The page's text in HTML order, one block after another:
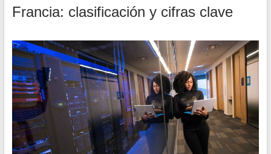
Francia: clasificación y cifras clave